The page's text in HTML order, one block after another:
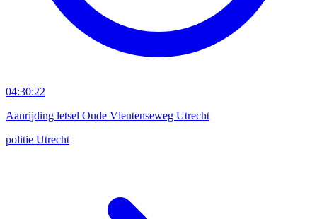
04:30:22
Aanrijding letsel Oude Vleutenseweg Utrecht
politie Utrecht